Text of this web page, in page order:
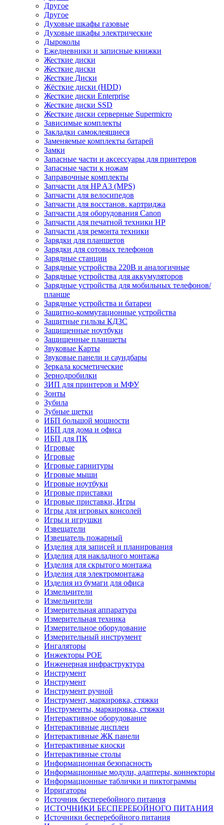
Другое
Другое
Духовые шкафы газовые
Духовые шкафы электрические
Дыроколы
Ежедневники и записные книжки
Жесткие диски
Жесткие диски
Жесткие Диски
Жёсткие диски (HDD)
Жесткие диски Enterprise
Жесткие диски SSD
Жесткие диски серверные Supermicro
Зависимые комплекты
Закладки самоклеящиеся
Заменяемые комплекты батарей
Замки
Запасные части и аксессуары для принтеров
Запасные части к ножам
Заправочные комплекты
Запчасти для HP A3 (MPS)
Запчасти для велосипедов
Запчасти для восстанов. картриджа
Запчасти для оборудования Canon
Запчасти для печатной техники HP
Запчасти для ремонта техники
Зарядки для планшетов
Зарядки для сотовых телефонов
Зарядные станции
Зарядные устройства 220В и аналогичные
Зарядные устройства для аккумуляторов
Зарядные устройства для мобильных телефонов/
планше
Зарядные устройства и батареи
Защитно-коммутационные устройства
Защитные гильзы КДЗС
Защищенные ноутбуки
Защищенные планшеты
Звуковые Карты
Звуковые панели и саундбары
Зеркала косметические
Зернодробилки
ЗИП для принтеров и МФУ
Зонты
Зубила
Зубные щетки
ИБП большой мощности
ИБП для дома и офиса
ИБП для ПК
Игровые
Игровые
Игровые гарнитуры
Игровые мыши
Игровые ноутбуки
Игровые приставки
Игровые приставки, Игры
Игры для игровых консолей
Игры и игрушки
Извещатели
Извещатель пожарный
Изделия для записей и планирования
Изделия для накладного монтажа
Изделия для скрытого монтажа
Изделия для электромонтажа
Изделия из бумаги для офиса
Измельчители
Измельчители
Измерительная аппаратура
Измерительная техника
Измерительное оборудование
Измерительный инструмент
Ингаляторы
Инжекторы POE
Инженерная инфраструктура
Инструмент
Инструмент
Инструмент ручной
Инструмент, маркировка, стяжки
Инструменты, маркировка, стяжки
Интерактивное оборудование
Интерактивные дисплеи
Интерактивные ЖК панели
Интерактивные киоски
Интерактивные столы
Информационная безопасность
Информационные модули, адаптеры, коннекторы
Информационные таблички и пиктограммы
Ирригаторы
Источник бесперебойного питания
ИСТОЧНИКИ БЕСПЕРЕБОЙНОГО ПИТАНИЯ
Источники бесперебойного питания